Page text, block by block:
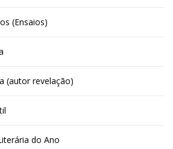
(Ensaios)
(autor revelação)
do Ano